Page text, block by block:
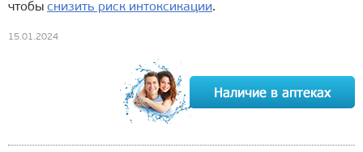
чтобы снизить риск интоксикации.
15.01.2024